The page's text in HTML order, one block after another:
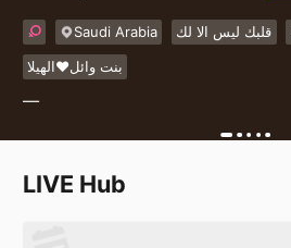
Saudi Arabia قلبك ليس الا لك
بنت وائل❤️الهيلا
—
LIVE Hub